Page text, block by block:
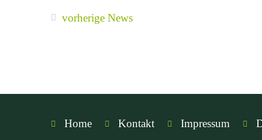
vorherige News
Home Kontakt Impressum